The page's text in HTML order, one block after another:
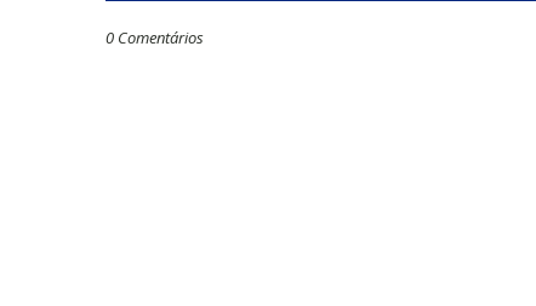
0 Comentários